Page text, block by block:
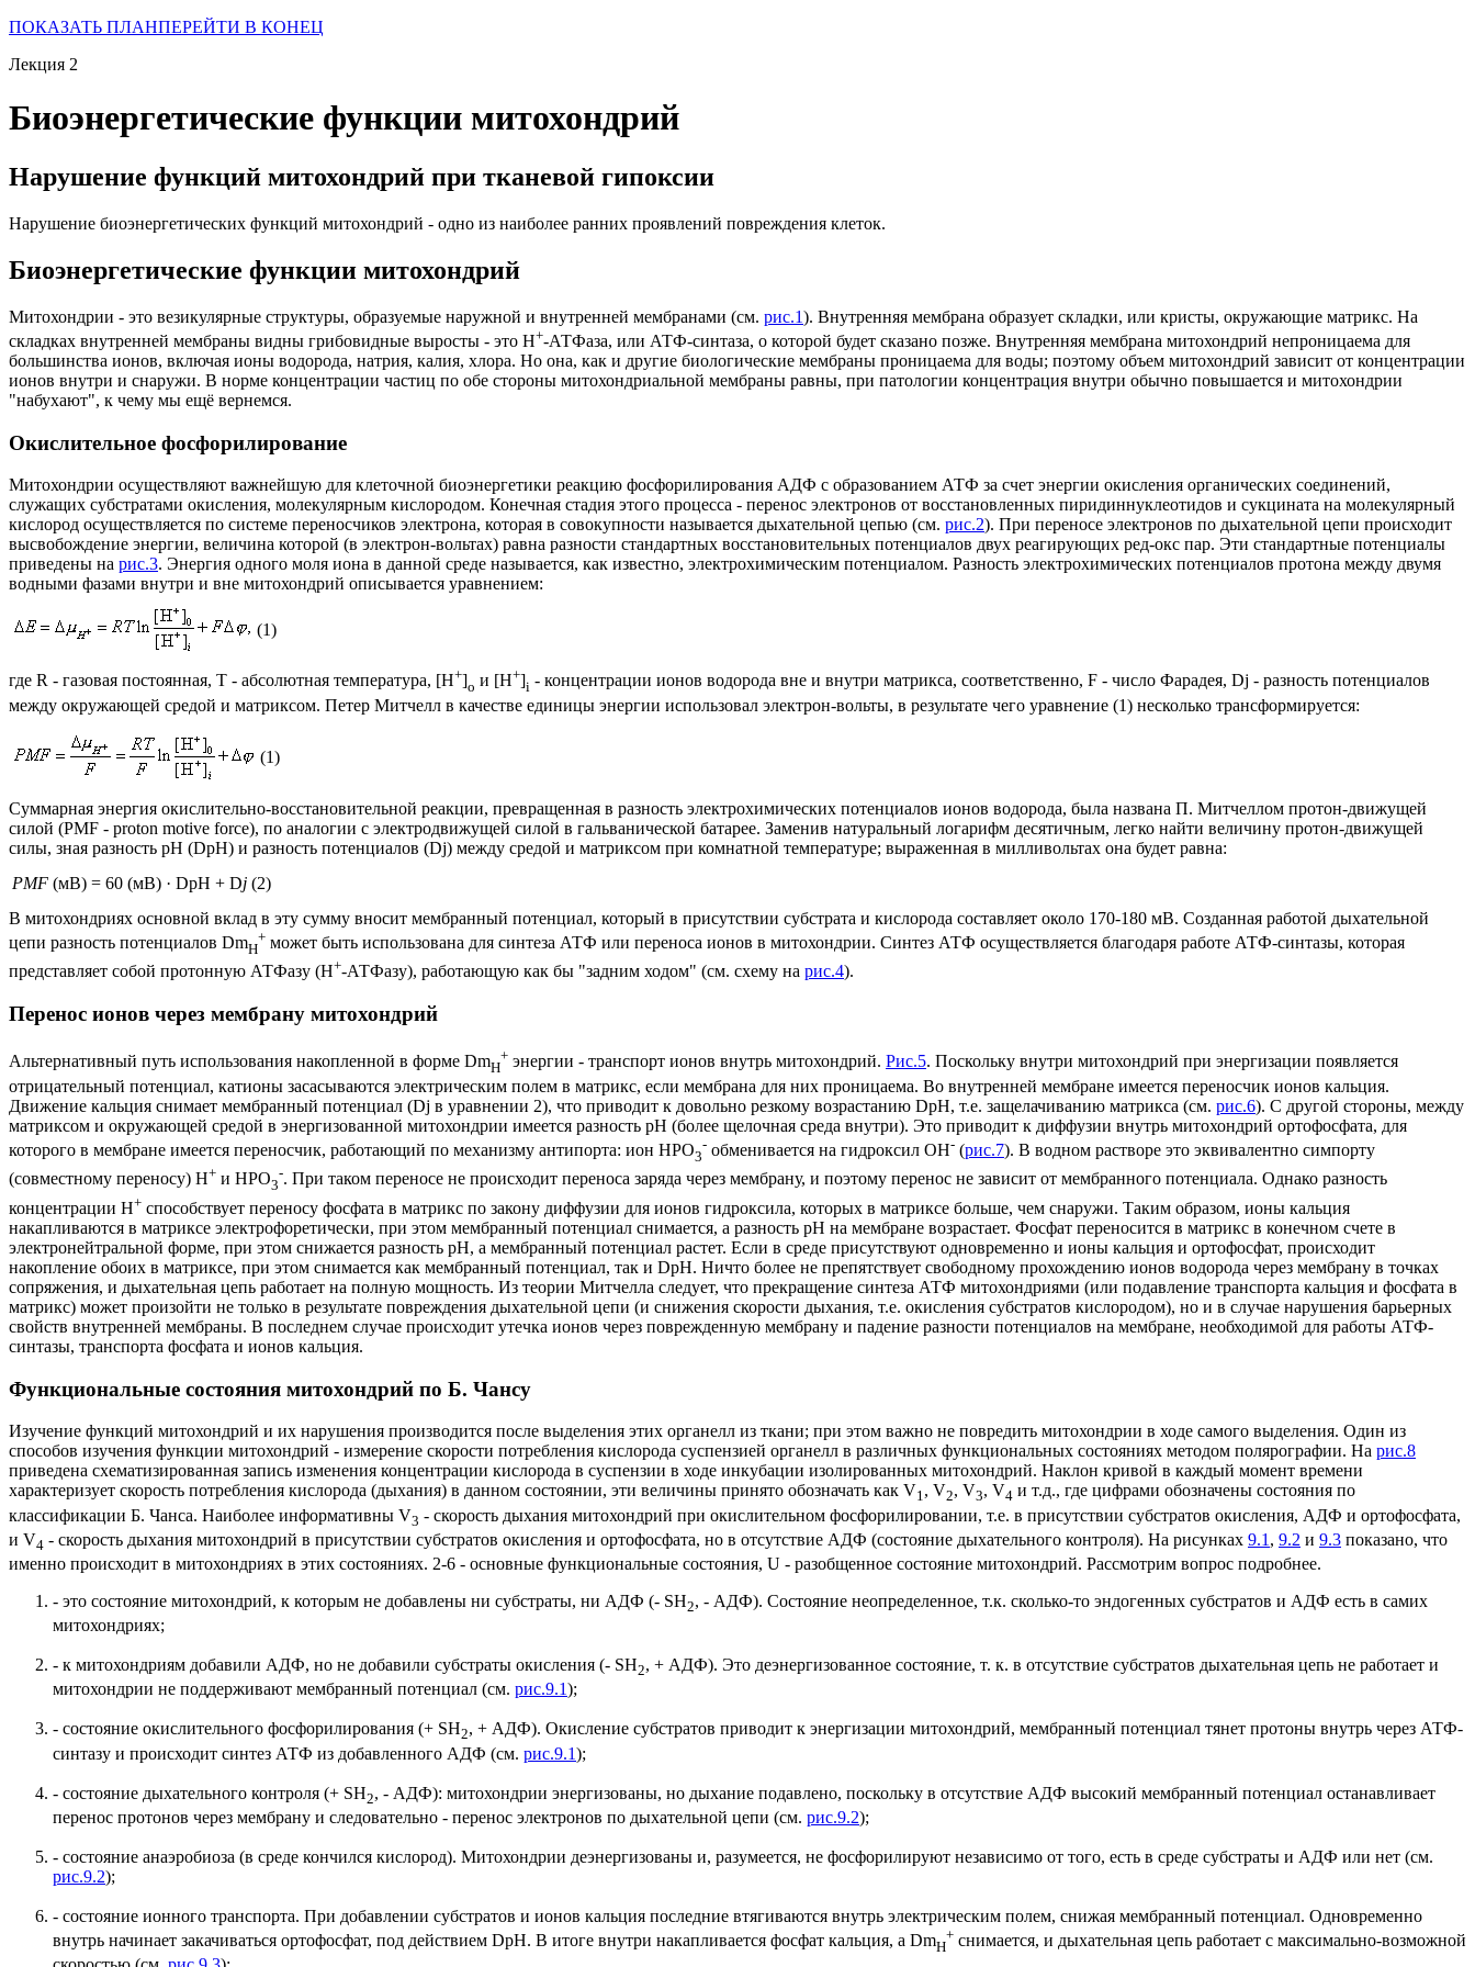
ПОКАЗАТЬ ПЛАНПЕРЕЙТИ В КОНЕЦ
Лекция 2
Биоэнергетические функции митохондрий
Нарушение функций митохондрий при тканевой гипоксии
Нарушение биоэнергетических функций митохондрий - одно из наиболее ранних проявлений повреждения клеток.
Биоэнергетические функции митохондрий
Митохондрии - это везикулярные структуры, образуемые наружной и внутренней мембранами (см. рис.1). Внутренняя мембрана образует складки, или кристы, окружающие матрикс. На
складках внутренней мембраны видны грибовидные выросты - это H+-АТФаза, или АТФ-синтаза, о которой будет сказано позже. Внутренняя мембрана митохондрий непроницаема для
большинства ионов, включая ионы водорода, натрия, калия, хлора. Но она, как и другие биологические мембраны проницаема для воды; поэтому объем митохондрий зависит от концентрации
ионов внутри и снаружи. В норме концентрации частиц по обе стороны митохондриальной мембраны равны, при патологии концентрация внутри обычно повышается и митохондрии
"набухают", к чему мы ещё вернемся.
Окислительное фосфорилирование
Митохондрии осуществляют важнейшую для клеточной биоэнергетики реакцию фосфорилирования АДФ с образованием АТФ за счет энергии окисления органических соединений,
служащих субстратами окисления, молекулярным кислородом. Конечная стадия этого процесса - перенос электронов от восстановленных пиридиннуклеотидов и сукцината на молекулярный
кислород осуществляется по системе переносчиков электрона, которая в совокупности называется дыхательной цепью (см. рис.2). При переносе электронов по дыхательной цепи происходит
высвобождение энергии, величина которой (в электрон-вольтах) равна разности стандартных восстановительных потенциалов двух реагирующих ред-окс пар. Эти стандартные потенциалы
приведены на рис.3. Энергия одного моля иона в данной среде называется, как известно, электрохимическим потенциалом. Разность электрохимических потенциалов протона между двумя
водными фазами внутри и вне митохондрий описывается уравнением:
(1)
где R - газовая постоянная, T - абсолютная температура, [H+]o и [H+]i - концентрации ионов водорода вне и внутри матрикса, соответственно, F - число Фарадея, Dj - разность потенциалов
между окружающей средой и матриксом. Петер Митчелл в качестве единицы энергии использовал электрон-вольты, в результате чего уравнение (1) несколько трансформируется:
(1)
Суммарная энергия окислительно-восстановительной реакции, превращенная в разность электрохимических потенциалов ионов водорода, была названа П. Митчеллом протон-движущей
силой (PMF - proton motive force), по аналогии с электродвижущей силой в гальванической батарее. Заменив натуральный логарифм десятичным, легко найти величину протон-движущей
силы, зная разность pH (DpH) и разность потенциалов (Dj) между средой и матриксом при комнатной температуре; выраженная в милливольтах она будет равна:
PMF (мВ) = 60 (мВ) · DpH + Dj (2)
В митохондриях основной вклад в эту сумму вносит мембранный потенциал, который в присутствии субстрата и кислорода составляет около 170-180 мВ. Созданная работой дыхательной
цепи разность потенциалов DmH
+ может быть использована для синтеза АТФ или переноса ионов в митохондрии. Синтез АТФ осуществляется благодаря работе АТФ-синтазы, которая
представляет собой протонную АТФазу (H+-АТФазу), работающую как бы "задним ходом" (см. схему на рис.4).
Перенос ионов через мембрану митохондрий
Альтернативный путь использования накопленной в форме DmH
+ энергии - транспорт ионов внутрь митохондрий. Рис.5. Поскольку внутри митохондрий при энергизации появляется
отрицательный потенциал, катионы засасываются электрическим полем в матрикс, если мембрана для них проницаема. Во внутренней мембране имеется переносчик ионов кальция.
Движение кальция снимает мембранный потенциал (Dj в уравнении 2), что приводит к довольно резкому возрастанию DpH, т.е. защелачиванию матрикса (см. рис.6). С другой стороны, между
матриксом и окружающей средой в энергизованной митохондрии имеется разность pH (более щелочная среда внутри). Это приводит к диффузии внутрь митохондрий ортофосфата, для
которого в мембране имеется переносчик, работающий по механизму антипорта: ион HPO3
- обменивается на гидроксил OH- (рис.7). В водном растворе это эквивалентно симпорту
(совместному переносу) H+ и HPO3
-. При таком переносе не происходит переноса заряда через мембрану, и поэтому перенос не зависит от мембранного потенциала. Однако разность
концентрации H+ способствует переносу фосфата в матрикс по закону диффузии для ионов гидроксила, которых в матриксе больше, чем снаружи. Таким образом, ионы кальция
накапливаются в матриксе электрофоретически, при этом мембранный потенциал снимается, а разность pH на мембране возрастает. Фосфат переносится в матрикс в конечном счете в
электронейтральной форме, при этом снижается разность pH, а мембранный потенциал растет. Если в среде присутствуют одновременно и ионы кальция и ортофосфат, происходит
накопление обоих в матриксе, при этом снимается как мембранный потенциал, так и DpH. Ничто более не препятствует свободному прохождению ионов водорода через мембрану в точках
сопряжения, и дыхательная цепь работает на полную мощность. Из теории Митчелла следует, что прекращение синтеза АТФ митохондриями (или подавление транспорта кальция и фосфата в
матрикс) может произойти не только в результате повреждения дыхательной цепи (и снижения скорости дыхания, т.е. окисления субстратов кислородом), но и в случае нарушения барьерных
свойств внутренней мембраны. В последнем случае происходит утечка ионов через поврежденную мембрану и падение разности потенциалов на мембране, необходимой для работы АТФ-
синтазы, транспорта фосфата и ионов кальция.
Функциональные состояния митохондрий по Б. Чансу
Изучение функций митохондрий и их нарушения производится после выделения этих органелл из ткани; при этом важно не повредить митохондрии в ходе самого выделения. Один из
способов изучения функции митохондрий - измерение скорости потребления кислорода суспензией органелл в различных функциональных состояниях методом полярографии. На рис.8
приведена схематизированная запись изменения концентрации кислорода в суспензии в ходе инкубации изолированных митохондрий. Наклон кривой в каждый момент времени
характеризует скорость потребления кислорода (дыхания) в данном состоянии, эти величины принято обозначать как V1, V2, V3, V4 и т.д., где цифрами обозначены состояния по
классификации Б. Чанса. Наиболее информативны V3 - скорость дыхания митохондрий при окислительном фосфорилировании, т.е. в присутствии субстратов окисления, АДФ и ортофосфата,
и V4 - скорость дыхания митохондрий в присутствии субстратов окисления и ортофосфата, но в отсутствие АДФ (состояние дыхательного контроля). На рисунках 9.1 , 9.2 и 9.3 показано, что
именно происходит в митохондриях в этих состояниях. 2-6 - основные функциональные состояния, U - разобщенное состояние митохондрий. Рассмотрим вопрос подробнее.
- это состояние митохондрий, к которым не добавлены ни субстраты, ни АДФ (- SH2, - АДФ). Состояние неопределенное, т.к. сколько-то эндогенных субстратов и АДФ есть в самих
митохондриях;
- к митохондриям добавили АДФ, но не добавили субстраты окисления (- SH2, + АДФ). Это деэнергизованное состояние, т. к. в отсутствие субстратов дыхательная цепь не работает и
митохондрии не поддерживают мембранный потенциал (см. рис.9.1);
- состояние окислительного фосфорилирования (+ SH2, + АДФ). Окисление субстратов приводит к энергизации митохондрий, мембранный потенциал тянет протоны внутрь через АТФ-
синтазу и происходит синтез АТФ из добавленного АДФ (см. рис.9.1);
- состояние дыхательного контроля (+ SH2, - АДФ): митохондрии энергизованы, но дыхание подавлено, поскольку в отсутствие АДФ высокий мембранный потенциал останавливает
перенос протонов через мембрану и следовательно - перенос электронов по дыхательной цепи (см. рис.9.2);
- состояние анаэробиоза (в среде кончился кислород). Митохондрии деэнергизованы и, разумеется, не фосфорилируют независимо от того, есть в среде субстраты и АДФ или нет (см.
рис.9.2);
- состояние ионного транспорта. При добавлении субстратов и ионов кальция последние втягиваются внутрь электрическим полем, снижая мембранный потенциал. Одновременно
внутрь начинает закачиваться ортофосфат, под действием DpH. В итоге внутри накапливается фосфат кальция, а DmH
+ снимается, и дыхательная цепь работает с максимально-возможной